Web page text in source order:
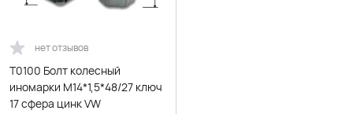
нет отзывов
T0100 Болт колесный
иномарки М14*1,5*48/27 ключ
17 сфера цинк VW